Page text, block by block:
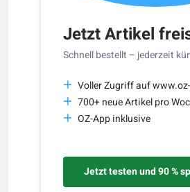
Jetzt Artikel
Schnell bestellt – jederzeit
Voller Zugriff auf
700+ neue Artikel pro
OZ-App inklusive
Jetzt testen und 90 %